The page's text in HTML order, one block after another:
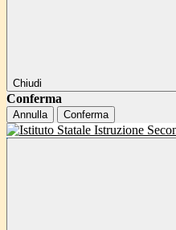
Chiudi
Conferma
Annulla Conferma